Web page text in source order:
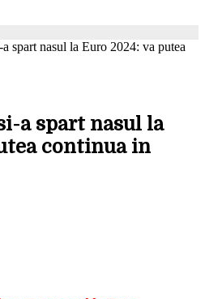
spart nasul la Euro 2024: va putea
a spart nasul la
continua in